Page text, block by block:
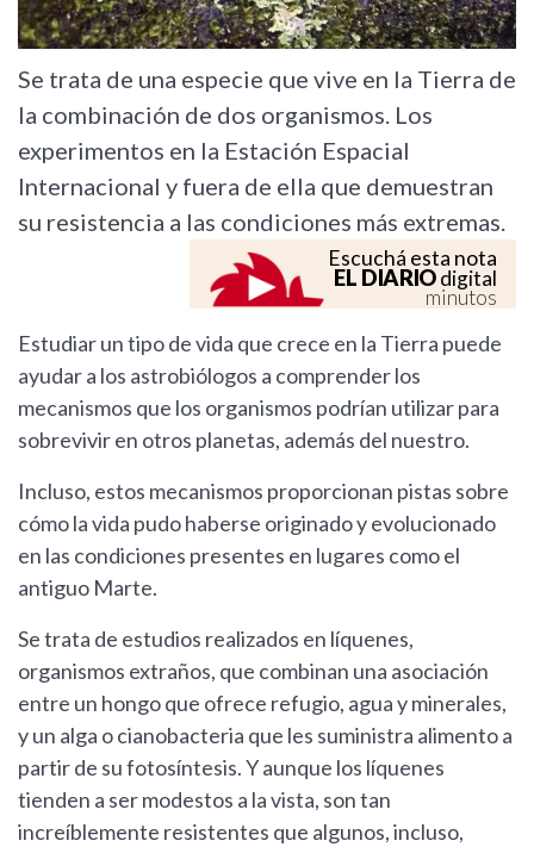
Se trata de una especie que vive en la Tierra de
la combinación de dos organismos. Los
experimentos en la Estación Espacial
Internacional y fuera de ella que demuestran
su resistencia a las condiciones más extremas.
Escuchá esta nota
EL DIARIOdigital
minutos
Estudiar un tipo de vida que crece en la Tierra puede
ayudar a los astrobiólogos a comprender los
mecanismos que los organismos podrían utilizar para
sobrevivir en otros planetas, además del nuestro.
Incluso, estos mecanismos proporcionan pistas sobre
cómo la vida pudo haberse originado y evolucionado
en las condiciones presentes en lugares como el
antiguo Marte.
Se trata de estudios realizados en líquenes,
organismos extraños, que combinan una asociación
entre un hongo que ofrece refugio, agua y minerales,
y un alga o cianobacteria que les suministra alimento a
partir de su fotosíntesis. Y aunque los líquenes
tienden a ser modestos a la vista, son tan
increíblemente resistentes que algunos, incluso,